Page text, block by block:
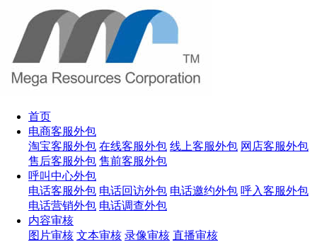
首页
电商客服外包
淘宝客服外包 在线客服外包 线上客服外包 网店客服外包
售后客服外包 售前客服外包
呼叫中心外包
电话客服外包 电话回访外包 电话邀约外包 呼入客服外包
电话营销外包 电话调查外包
内容审核
图片审核 文本审核 录像审核 直播审核